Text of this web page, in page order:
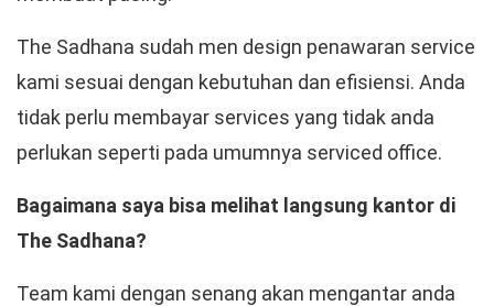
The Sadhana sudah men design penawaran service
kami sesuai dengan kebutuhan dan efisiensi. Anda
tidak perlu membayar services yang tidak anda
perlukan seperti pada umumnya serviced office.
Bagaimana saya bisa melihat langsung kantor di
The Sadhana?
Team kami dengan senang akan mengantar anda